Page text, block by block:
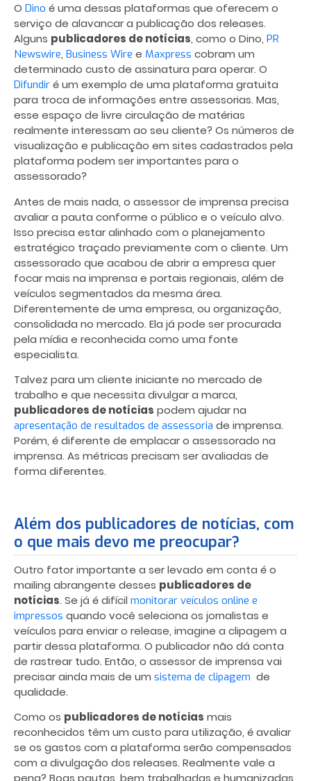
O Dino é uma dessas plataformas que oferecem o
serviço de alavancar a publicação dos releases.
Alguns publicadores de notícias, como o Dino, PR
Newswire, Business Wire e Maxpress cobram um
determinado custo de assinatura para operar. O
Difundir é um exemplo de uma plataforma gratuita
para troca de informações entre assessorias. Mas,
esse espaço de livre circulação de matérias
realmente interessam ao seu cliente? Os números de
visualização e publicação em sites cadastrados pela
plataforma podem ser importantes para o
assessorado?
Antes de mais nada, o assessor de imprensa precisa
avaliar a pauta conforme o público e o veículo alvo.
Isso precisa estar alinhado com o planejamento
estratégico traçado previamente com o cliente. Um
assessorado que acabou de abrir a empresa quer
focar mais na imprensa e portais regionais, além de
veículos segmentados da mesma área.
Diferentemente de uma empresa, ou organização,
consolidada no mercado. Ela já pode ser procurada
pela mídia e reconhecida como uma fonte
especialista.
Talvez para um cliente iniciante no mercado de
trabalho e que necessita divulgar a marca,
publicadores de notícias podem ajudar na
apresentação de resultados de assessoria de imprensa.
Porém, é diferente de emplacar o assessorado na
imprensa. As métricas precisam ser avaliadas de
forma diferentes.
Além dos publicadores de notícias, com
o que mais devo me preocupar?
Outro fator importante a ser levado em conta é o
mailing abrangente desses publicadores de
notícias. Se já é difícil monitorar veículos online e
impressos quando você seleciona os jornalistas e
veículos para enviar o release, imagine a clipagem a
partir dessa plataforma. O publicador não dá conta
de rastrear tudo. Então, o assessor de imprensa vai
precisar ainda mais de um sistema de clipagem de
qualidade.
Como os publicadores de notícias mais
reconhecidos têm um custo para utilização, é avaliar
se os gastos com a plataforma serão compensados
com a divulgação dos releases. Realmente vale a